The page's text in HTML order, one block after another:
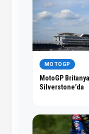
MOTOGP
MotoGP
Silverstone’da